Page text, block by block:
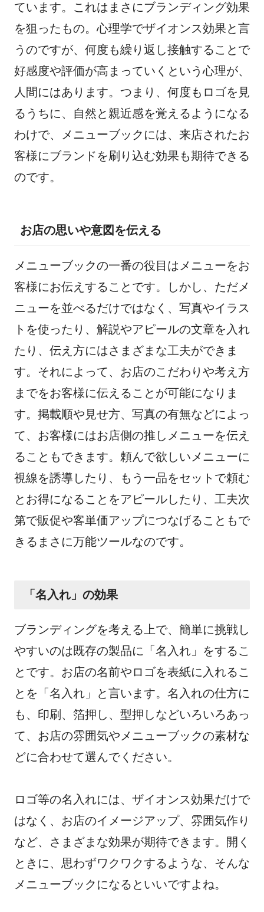
ています。これはまさにブランディング効果
を狙ったもの。心理学でザイオンス効果と言
うのですが、何度も繰り返し接触することで
好感度や評価が高まっていくという心理が、
人間にはあります。つまり、何度もロゴを見
るうちに、自然と親近感を覚えるようになる
わけで、メニューブックには、来店されたお
客様にブランドを刷り込む効果も期待できる
のです。
お店の思いや意図を伝える
メニューブックの一番の役目はメニューをお
客様にお伝えすることです。しかし、ただメ
ニューを並べるだけではなく、写真やイラス
トを使ったり、解説やアピールの文章を入れ
たり、伝え方にはさまざまな工夫ができま
す。それによって、お店のこだわりや考え方
までをお客様に伝えることが可能になりま
す。掲載順や見せ方、写真の有無などによっ
て、お客様にはお店側の推しメニューを伝え
ることもできます。頼んで欲しいメニューに
視線を誘導したり、もう一品をセットで頼む
とお得になることをアピールしたり、工夫次
第で販促や客単価アップにつなげることもで
きるまさに万能ツールなのです。
「名入れ」の効果
ブランディングを考える上で、簡単に挑戦し
やすいのは既存の製品に「名入れ」をするこ
とです。お店の名前やロゴを表紙に入れるこ
とを「名入れ」と言います。名入れの仕方に
も、印刷、箔押し、型押しなどいろいろあっ
て、お店の雰囲気やメニューブックの素材な
どに合わせて選んでください。
ロゴ等の名入れには、ザイオンス効果だけで
はなく、お店のイメージアップ、雰囲気作り
など、さまざまな効果が期待できます。開く
ときに、思わずワクワクするような、そんな
メニューブックになるといいですよね。